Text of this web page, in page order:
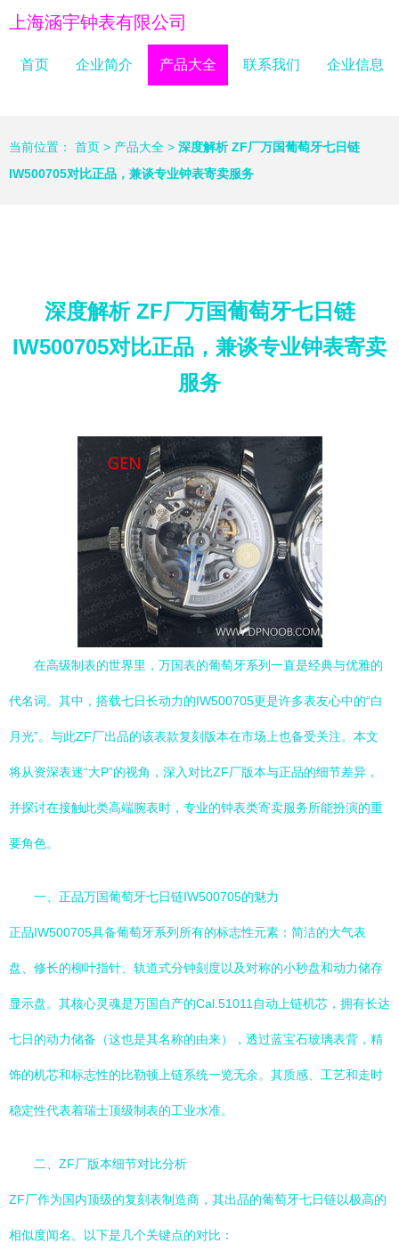
上海涵宇钟表有限公司
首页 企业简介 产品大全 联系我们 企业信息
当前位置： 首页 > 产品大全 > 深度解析 ZF厂万国葡萄牙七日链
IW500705对比正品，兼谈专业钟表寄卖服务
深度解析 ZF厂万国葡萄牙七日链
IW500705对比正品，兼谈专业钟表寄卖
服务
在高级制表的世界里，万国表的葡萄牙系列一直是经典与优雅的
代名词。其中，搭载七日长动力的IW500705更是许多表友心中的“白
月光”。与此ZF厂出品的该表款复刻版本在市场上也备受关注。本文
将从资深表迷“大P”的视角，深入对比ZF厂版本与正品的细节差异，
并探讨在接触此类高端腕表时，专业的钟表类寄卖服务所能扮演的重
要角色。
一、正品万国葡萄牙七日链IW500705的魅力
正品IW500705具备葡萄牙系列所有的标志性元素：简洁的大气表
盘、修长的柳叶指针、轨道式分钟刻度以及对称的小秒盘和动力储存
显示盘。其核心灵魂是万国自产的Cal.51011自动上链机芯，拥有长达
七日的动力储备（这也是其名称的由来），透过蓝宝石玻璃表背，精
饰的机芯和标志性的比勒顿上链系统一览无余。其质感、工艺和走时
稳定性代表着瑞士顶级制表的工业水准。
二、ZF厂版本细节对比分析
ZF厂作为国内顶级的复刻表制造商，其出品的葡萄牙七日链以极高的
相似度闻名。以下是几个关键点的对比：